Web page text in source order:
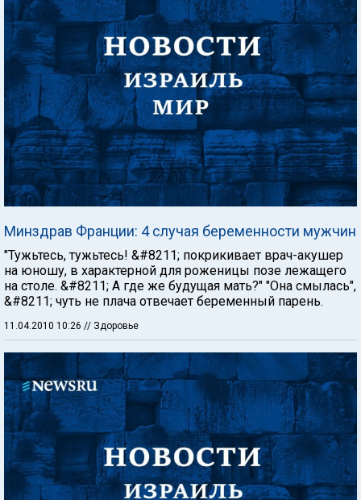
Минздрав Франции: 4 случая беременности мужчин
"Тужьтесь, тужьтесь! &#8211; покрикивает врач-акушер
на юношу, в характерной для роженицы позе лежащего
на столе. &#8211; А где же будущая мать?" "Она смылась",
&#8211; чуть не плача отвечает беременный парень.
11.04.2010 10:26 // Здоровье